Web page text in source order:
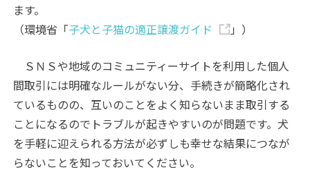
ます。
（環境省「子犬と子猫の適正譲渡ガイド 」）
ＳＮＳや地域のコミュニティーサイトを利用した個人
間取引には明確なルールがない分、手続きが簡略化され
ているものの、互いのことをよく知らないまま取引する
ことになるのでトラブルが起きやすいのが問題です。犬
を手軽に迎えられる方法が必ずしも幸せな結果につなが
らないことを知っておいてください。